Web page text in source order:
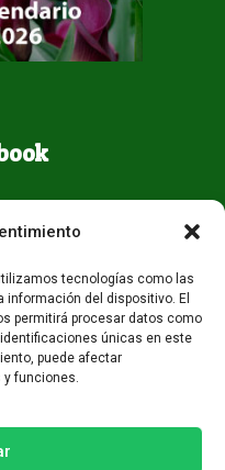
tecnologías como las
del dispositivo. El
permitirá procesar datos como
únicas en este
puede afectar
funciones.
- Guaqueta USA 2026